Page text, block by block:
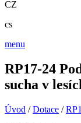
CZ
cs
menu
RP17-24
sucha v
Úvod /Dotace /